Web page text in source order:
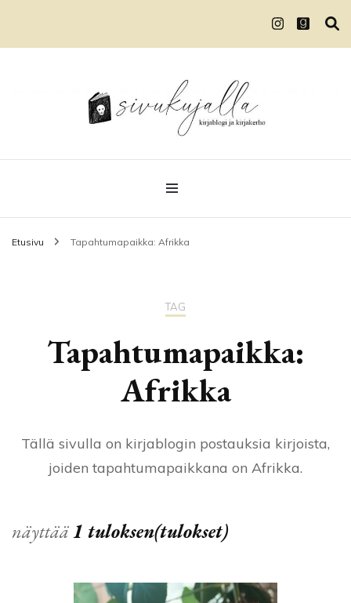
Sivukujalla
Etusivu Tapahtumapaikka: Afrikka
TAG
Tapahtumapaikka:
Afrikka
Tällä sivulla on kirjablogin postauksia kirjoista,
joiden tapahtumapaikkana on Afrikka.
näyttää1 tuloksen(tulokset)